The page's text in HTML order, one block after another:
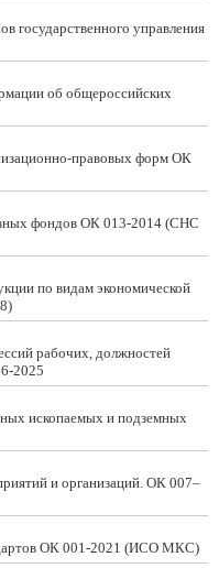
государственного управления
об общероссийских
правовых форм ОК
фондов ОК 013-2014 (СНС
по видам экономической
рабочих, должностей
2025
ископаемых и подземных
и организаций. ОК 007–
ОК 001-2021 (ИСО МКС)